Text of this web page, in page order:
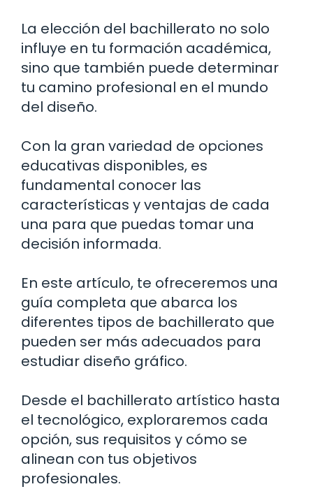
La elección del bachillerato no solo
influye en tu formación académica,
sino que también puede determinar
tu camino profesional en el mundo
del diseño.
Con la gran variedad de opciones
educativas disponibles, es
fundamental conocer las
características y ventajas de cada
una para que puedas tomar una
decisión informada.
En este artículo, te ofreceremos una
guía completa que abarca los
diferentes tipos de bachillerato que
pueden ser más adecuados para
estudiar diseño gráfico.
Desde el bachillerato artístico hasta
el tecnológico, exploraremos cada
opción, sus requisitos y cómo se
alinean con tus objetivos
profesionales.